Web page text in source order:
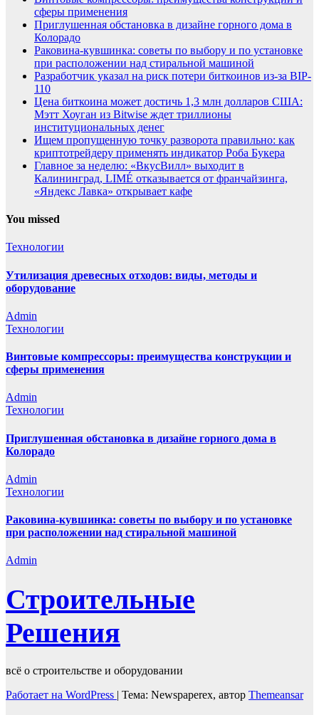
сферы применения
Приглушенная обстановка в дизайне горного дома в
Колорадо
Раковина-кувшинка: советы по выбору и по установке
при расположении над стиральной машиной
Разработчик указал на риск потери биткоинов из-за BIP-
110
Цена биткоина может достичь 1,3 млн долларов США:
Мэтт Хоуган из Bitwise ждет триллионы
институциональных денег
Ищем пропущенную точку разворота правильно: как
криптотрейдеру применять индикатор Роба Букера
Главное за неделю: «ВкусВилл» выходит в
Калининград, LIMÉ отказывается от франчайзинга,
«Яндекс Лавка» открывает кафе
You missed
Технологии
Утилизация древесных отходов: виды, методы и
оборудование
Admin
Технологии
Винтовые компрессоры: преимущества конструкции и
сферы применения
Admin
Технологии
Приглушенная обстановка в дизайне горного дома в
Колорадо
Admin
Технологии
Раковина-кувшинка: советы по выбору и по установке
при расположении над стиральной машиной
Admin
Строительные
Решения
всё о строительстве и оборудовании
Работает на WordPress | Тема: Newspaperex, автор Themeansar